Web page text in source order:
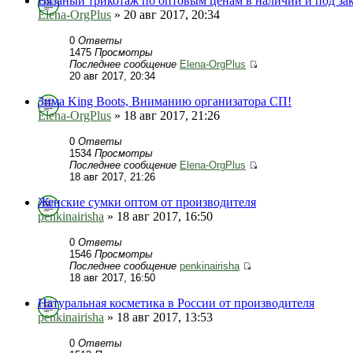
Elena-OrgPlus » 20 авг 2017, 20:34
0 Ответы
1475 Просмотры
Последнее сообщение Elena-OrgPlus
20 авг 2017, 20:34
Зима King Boots, Вниманию организатора СП!
Elena-OrgPlus » 18 авг 2017, 21:26
0 Ответы
1534 Просмотры
Последнее сообщение Elena-OrgPlus
18 авг 2017, 21:26
Женские сумки оптом от производителя
penkinairisha » 18 авг 2017, 16:50
0 Ответы
1546 Просмотры
Последнее сообщение penkinairisha
18 авг 2017, 16:50
Натуральная косметика в России от производителя
penkinairisha » 18 авг 2017, 13:53
0 Ответы